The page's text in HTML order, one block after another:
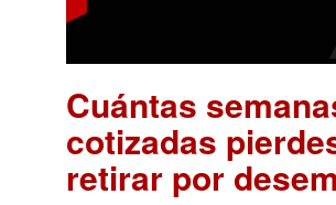
Cuántas
cotizadas
retirar por